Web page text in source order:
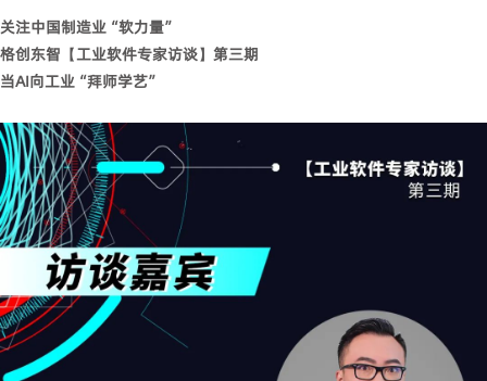
关注中国制造业“软力量”
格创东智【工业软件专家访谈】第三期
当AI向工业“拜师学艺”